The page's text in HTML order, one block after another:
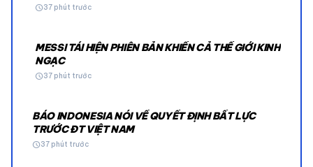
schedule37 phút trước
MESSI TÁI HIỆN PHIÊN BẢN KHIẾN CẢ THẾ GIỚI KINH
NGẠC
schedule37 phút trước
BÁO INDONESIA NÓI VỀ QUYẾT ĐỊNH BẤT LỰC
TRƯỚC ĐT VIỆT NAM
schedule37 phút trước